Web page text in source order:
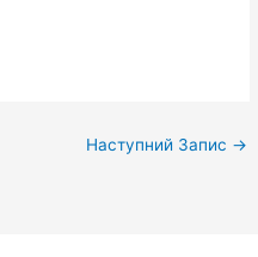
Наступний Запис →